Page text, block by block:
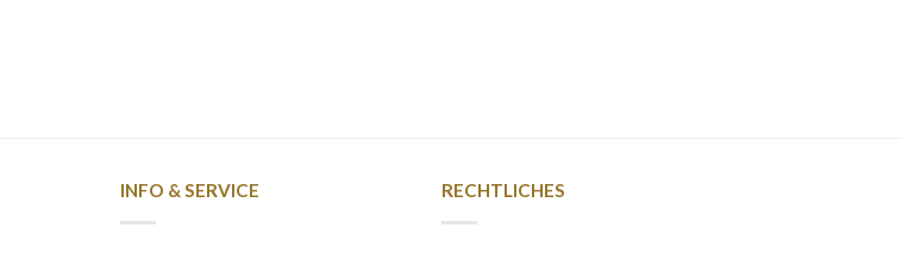
INFO & SERVICE RECHTLICHES